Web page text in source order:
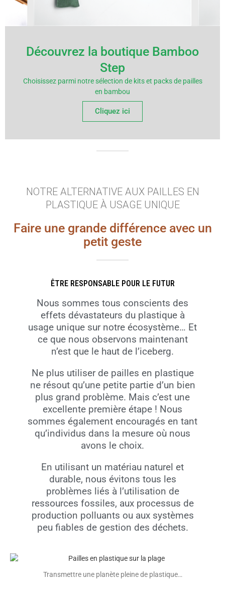
Découvrez la boutique Bamboo
Step
Choisissez parmi notre sélection de kits et packs de pailles
en bambou
Cliquez ici
NOTRE ALTERNATIVE AUX PAILLES EN
PLASTIQUE À USAGE UNIQUE
Faire une grande différence avec un
petit geste
ÊTRE RESPONSABLE POUR LE FUTUR
Nous sommes tous conscients des
effets dévastateurs du plastique à
usage unique sur notre écosystème… Et
ce que nous observons maintenant
n’est que le haut de l’iceberg.
Ne plus utiliser de pailles en plastique
ne résout qu’une petite partie d’un bien
plus grand problème. Mais c’est une
excellente première étape ! Nous
sommes également encouragés en tant
qu’individus dans la mesure où nous
avons le choix.
En utilisant un matériau naturel et
durable, nous évitons tous les
problèmes liés à l’utilisation de
ressources fossiles, aux processus de
production polluants ou aux systèmes
peu fiables de gestion des déchets.
Transmettre une planète pleine de plastique…